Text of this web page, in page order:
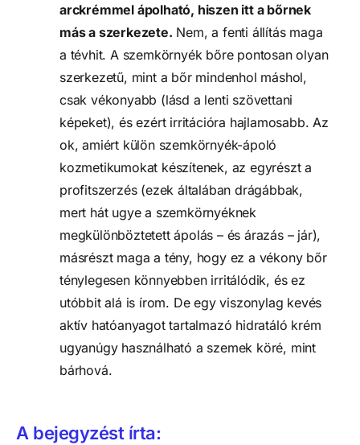
arckrémmel ápolható, hiszen itt a bőrnek
más a szerkezete. Nem, a fenti állítás maga
a tévhit. A szemkörnyék bőre pontosan olyan
szerkezetű, mint a bőr mindenhol máshol,
csak vékonyabb (lásd a lenti szövettani
képeket), és ezért irritációra hajlamosabb. Az
ok, amiért külön szemkörnyék-ápoló
kozmetikumokat készítenek, az egyrészt a
profitszerzés (ezek általában drágábbak,
mert hát ugye a szemkörnyéknek
megkülönböztetett ápolás – és árazás – jár),
másrészt maga a tény, hogy ez a vékony bőr
ténylegesen könnyebben irritálódik, és ez
utóbbit alá is írom. De egy viszonylag kevés
aktív hatóanyagot tartalmazó hidratáló krém
ugyanúgy használható a szemek köré, mint
bárhová.
A bejegyzést írta: